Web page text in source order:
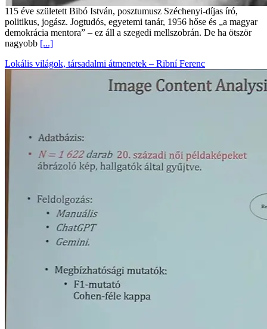
115 éve született Bibó István, posztumusz Széchenyi-díjas író,
politikus, jogász. Jogtudós, egyetemi tanár, 1956 hőse és „a magyar
demokrácia mentora” – ez áll a szegedi mellszobrán. De ha ötször
nagyobb [...]
Lokális világok, társadalmi átmenetek – Ribní Ferenc